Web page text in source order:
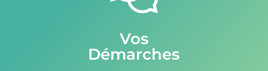
Vos
Démarches